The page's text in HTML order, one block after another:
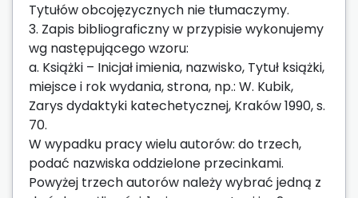
Tytułów obcojęzycznych nie tłumaczymy.
3. Zapis bibliograficzny w przypisie wykonujemy
wg następującego wzoru:
a. Książki – Inicjał imienia, nazwisko, Tytuł książki,
miejsce i rok wydania, strona, np.: W. Kubik,
Zarys dydaktyki katechetycznej, Kraków 1990, s.
70.
W wypadku pracy wielu autorów: do trzech,
podać nazwiska oddzielone przecinkami.
Powyżej trzech autorów należy wybrać jedną z